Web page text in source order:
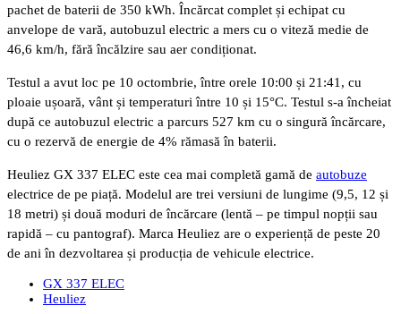
pachet de baterii de 350 kWh. Încărcat complet și echipat cu
anvelope de vară, autobuzul electric a mers cu o viteză medie de
46,6 km/h, fără încălzire sau aer condiționat.
Testul a avut loc pe 10 octombrie, între orele 10:00 și 21:41, cu
ploaie ușoară, vânt și temperaturi între 10 și 15°C. Testul s-a încheiat
după ce autobuzul electric a parcurs 527 km cu o singură încărcare,
cu o rezervă de energie de 4% rămasă în baterii.
Heuliez GX 337 ELEC este cea mai completă gamă de autobuze
electrice de pe piață. Modelul are trei versiuni de lungime (9,5, 12 și
18 metri) și două moduri de încărcare (lentă – pe timpul nopții sau
rapidă – cu pantograf). Marca Heuliez are o experiență de peste 20
de ani în dezvoltarea și producția de vehicule electrice.
GX 337 ELEC
Heuliez